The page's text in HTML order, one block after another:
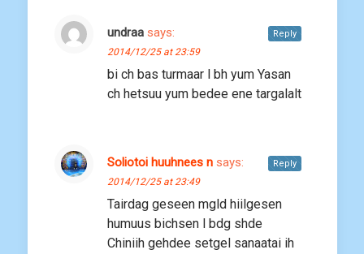
undraa says:
2014/12/25 at 23:59
bi ch bas turmaar l bh yum Yasan
ch hetsuu yum bedee ene targalalt
Reply
Soliotoi huuhnees n says:
2014/12/25 at 23:49
Tairdag geseen mgld hiilgesen
humuus bichsen l bdg shde
Chiniih gehdee setgel sanaatai ih
Reply